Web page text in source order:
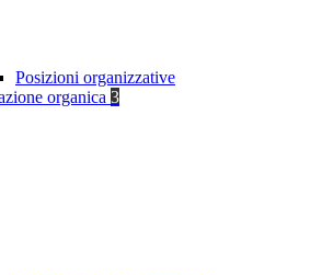
Posizioni organizzative
organica 3